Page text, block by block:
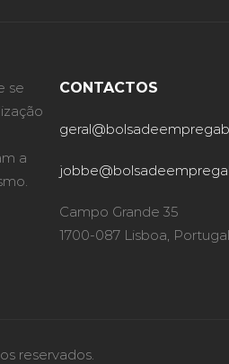
se
a
CONTACTOS
Campo Grande 35
1700-087 Lisboa, Portugal
reservados.